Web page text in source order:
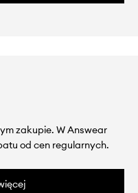
zakupie. W Answear
od cen regularnych.